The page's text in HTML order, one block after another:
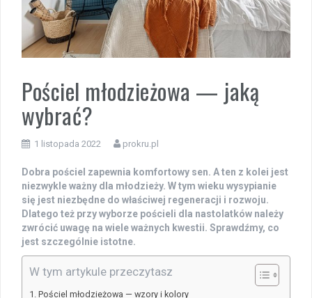
Pościel młodzieżowa — jaką
wybrać?
1 listopada 2022 prokru.pl
Dobra pościel zapewnia komfortowy sen. A ten z kolei jest
niezwykle ważny dla młodzieży. W tym wieku wysypianie
się jest niezbędne do właściwej regeneracji i rozwoju.
Dlatego też przy wyborze pościeli dla nastolatków należy
zwrócić uwagę na wiele ważnych kwestii. Sprawdźmy, co
jest szczególnie istotne.
W tym artykule przeczytasz
Pościel młodzieżowa — wzory i kolory